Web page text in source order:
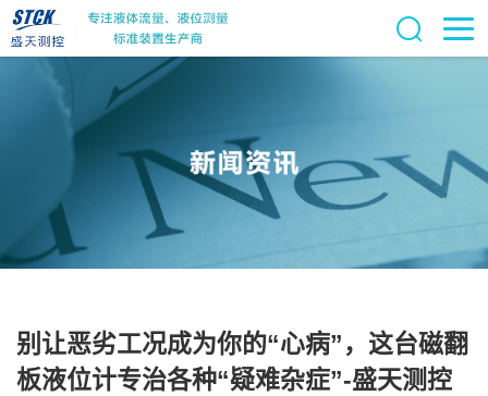
别让恶劣工况成为你的“心病”，这台磁翻
板液位计专治各种“疑难杂症”-盛天测控